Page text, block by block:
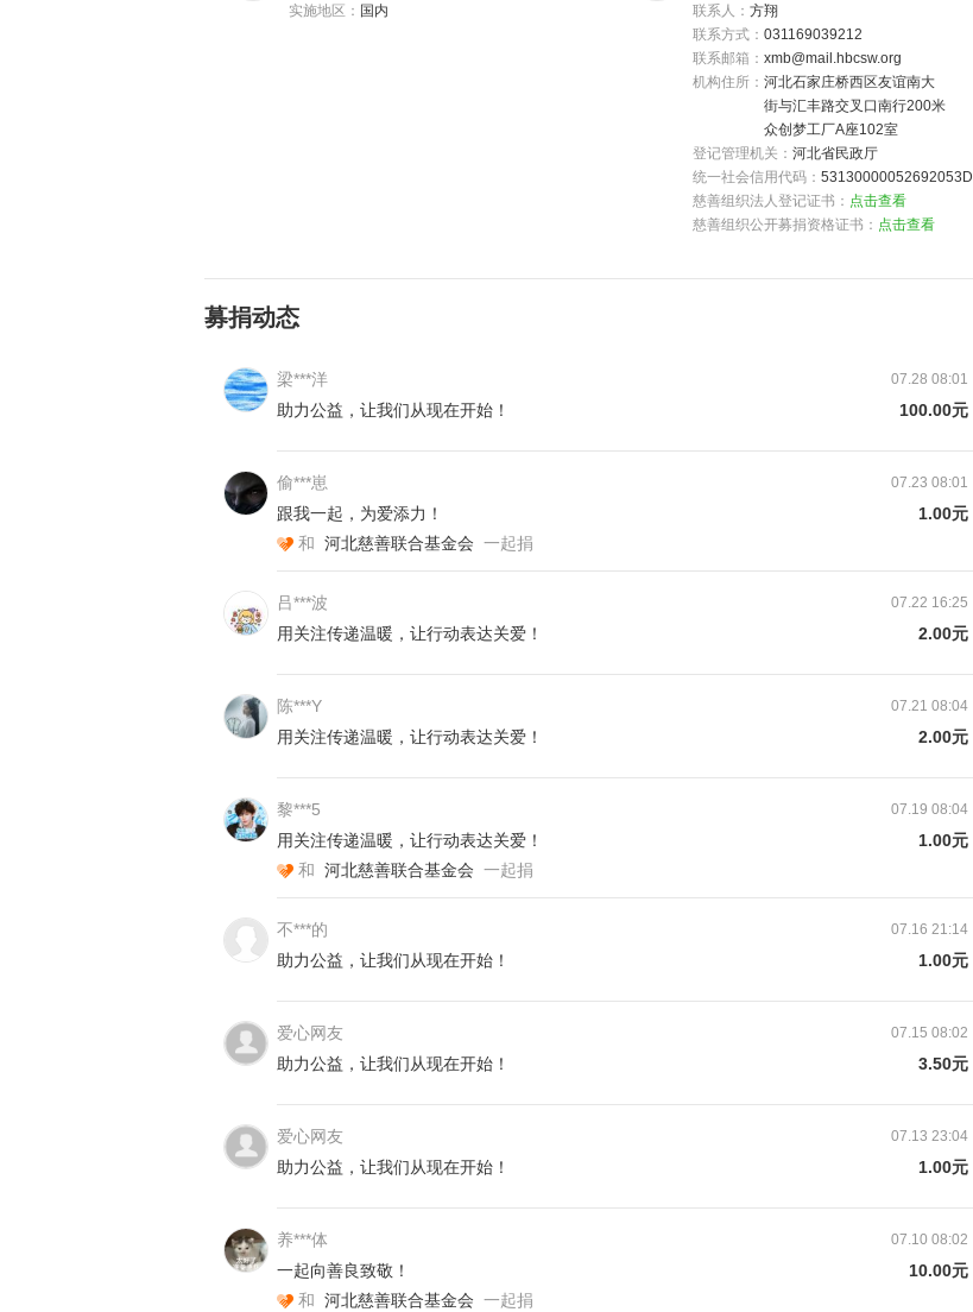
李大爷的儿女为了生计，常年奔波在外，无法照顾年迈的父母，李大爷和老伴就成了留守
老人，相依为命。由于年龄大了，身体条件每况愈下，二老在生活上勉强能够互相照顾，
愁，每天不同种类荤素搭配的饭菜满足老人们日常营养所需，每天来暖巢食堂吃饭成了老
等等原因导致每日餐食没有保障。为提升老人们的晚年生活质量，以及满足基本养老服务
精神的双重关怀。
自2020年起，暖巢食堂已在保定市、邢台市、邯郸市等地区建立9所，为困境老人每日提
供免费三餐。每一餐，暖巢食堂都精心准备，确保食材新鲜、搭配合理，既满足了老年人
场所。
实施地区： 国内
联系人： 方翔
联系方式： 031169039212
联系邮箱： xmb@mail.hbcsw.org
机构住所： 河北石家庄桥西区友谊南大
街与汇丰路交叉口南行200米
众创梦工厂A座102室
登记管理机关： 河北省民政厅
统一社会信用代码： 53130000052692053D
慈善组织法人登记证书： 点击查看
慈善组织公开募捐资格证书： 点击查看
募捐动态
梁***洋 07.28 08:01
助力公益，让我们从现在开始！ 100.00元
偷***崽 07.23 08:01
跟我一起，为爱添力！
1.00元
和 河北慈善联合基金会 一起捐
吕***波 07.22 16:25
用关注传递温暖，让行动表达关爱！ 2.00元
陈***Y 07.21 08:04
用关注传递温暖，让行动表达关爱！ 2.00元
黎***5 07.19 08:04
用关注传递温暖，让行动表达关爱！
1.00元
和 河北慈善联合基金会 一起捐
不***的 07.16 21:14
助力公益，让我们从现在开始！ 1.00元
爱心网友 07.15 08:02
助力公益，让我们从现在开始！ 3.50元
爱心网友 07.13 23:04
助力公益，让我们从现在开始！ 1.00元
养***体 07.10 08:02
一起向善良致敬！
10.00元
和 河北慈善联合基金会 一起捐